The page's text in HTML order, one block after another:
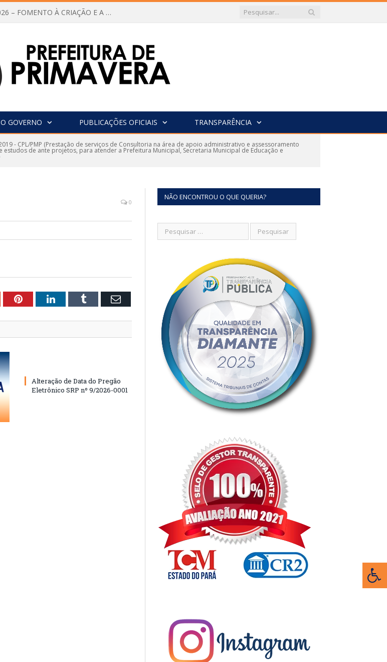
CHAMAMENTO PÚBLICO Nº 01/2026 – FOMENTO À CRIAÇÃO E A CIRCULAÇÃO DE PRODUÇÕES CULTURAIS – Aldir Blanc
O GOVERNO PUBLICAÇÕES OFICIAIS TRANSPARÊNCIA
2019 - CPL/PMP (Prestação de serviços de Consultoria na área de apoio administrativo e assessoramento
de ante projetos, para atender a Prefeitura Municipal, Secretaria Municipal de Educação e
0
PinterestLinkedInTumblr Email
Alteração de Data do Pregão
Eletrônico SRP nº 9/2026-0001
NÃO ENCONTROU O QUE QUERIA?